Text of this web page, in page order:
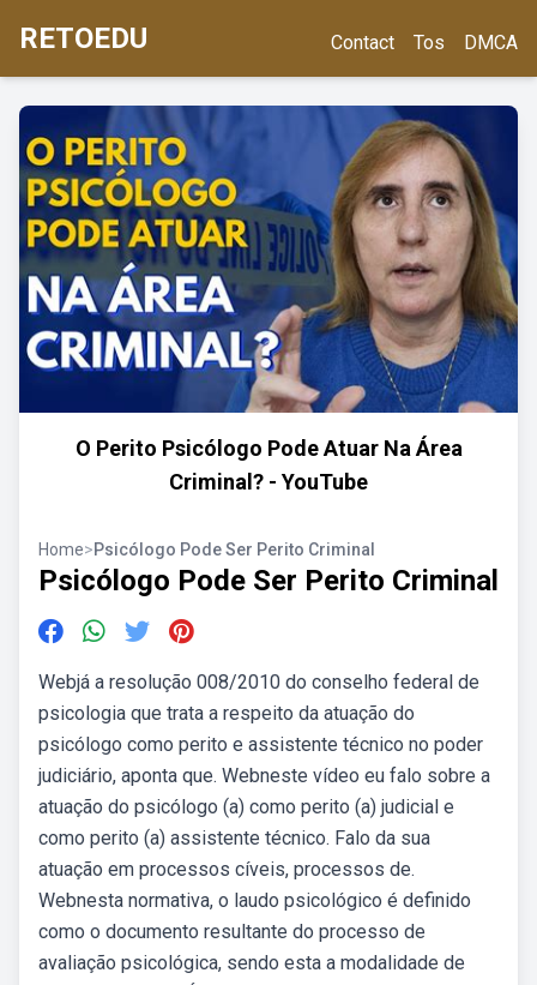
RETOEDU Contact Tos DMCA
O Perito Psicólogo Pode Atuar Na Área
Criminal? - YouTube
Home>Psicólogo Pode Ser Perito Criminal
Psicólogo Pode Ser Perito Criminal
Webjá a resolução 008/2010 do conselho federal de
psicologia que trata a respeito da atuação do
psicólogo como perito e assistente técnico no poder
judiciário, aponta que. Webneste vídeo eu falo sobre a
atuação do psicólogo (a) como perito (a) judicial e
como perito (a) assistente técnico. Falo da sua
atuação em processos cíveis, processos de.
Webnesta normativa, o laudo psicológico é definido
como o documento resultante do processo de
avaliação psicológica, sendo esta a modalidade de